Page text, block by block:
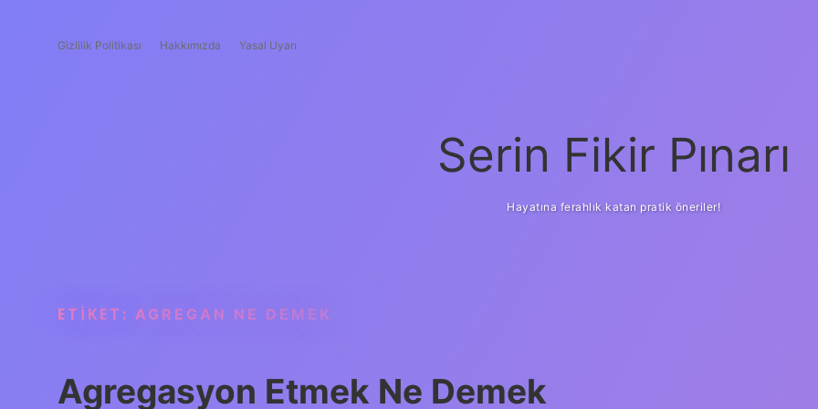
Gizlilik Politikası Hakkımızda Yasal Uyarı
Serin Fikir Pınarı
Hayatına ferahlık katan pratik öneriler!
ETIKET: AGREGAN NE DEMEK
Agregasyon Etmek Ne Demek